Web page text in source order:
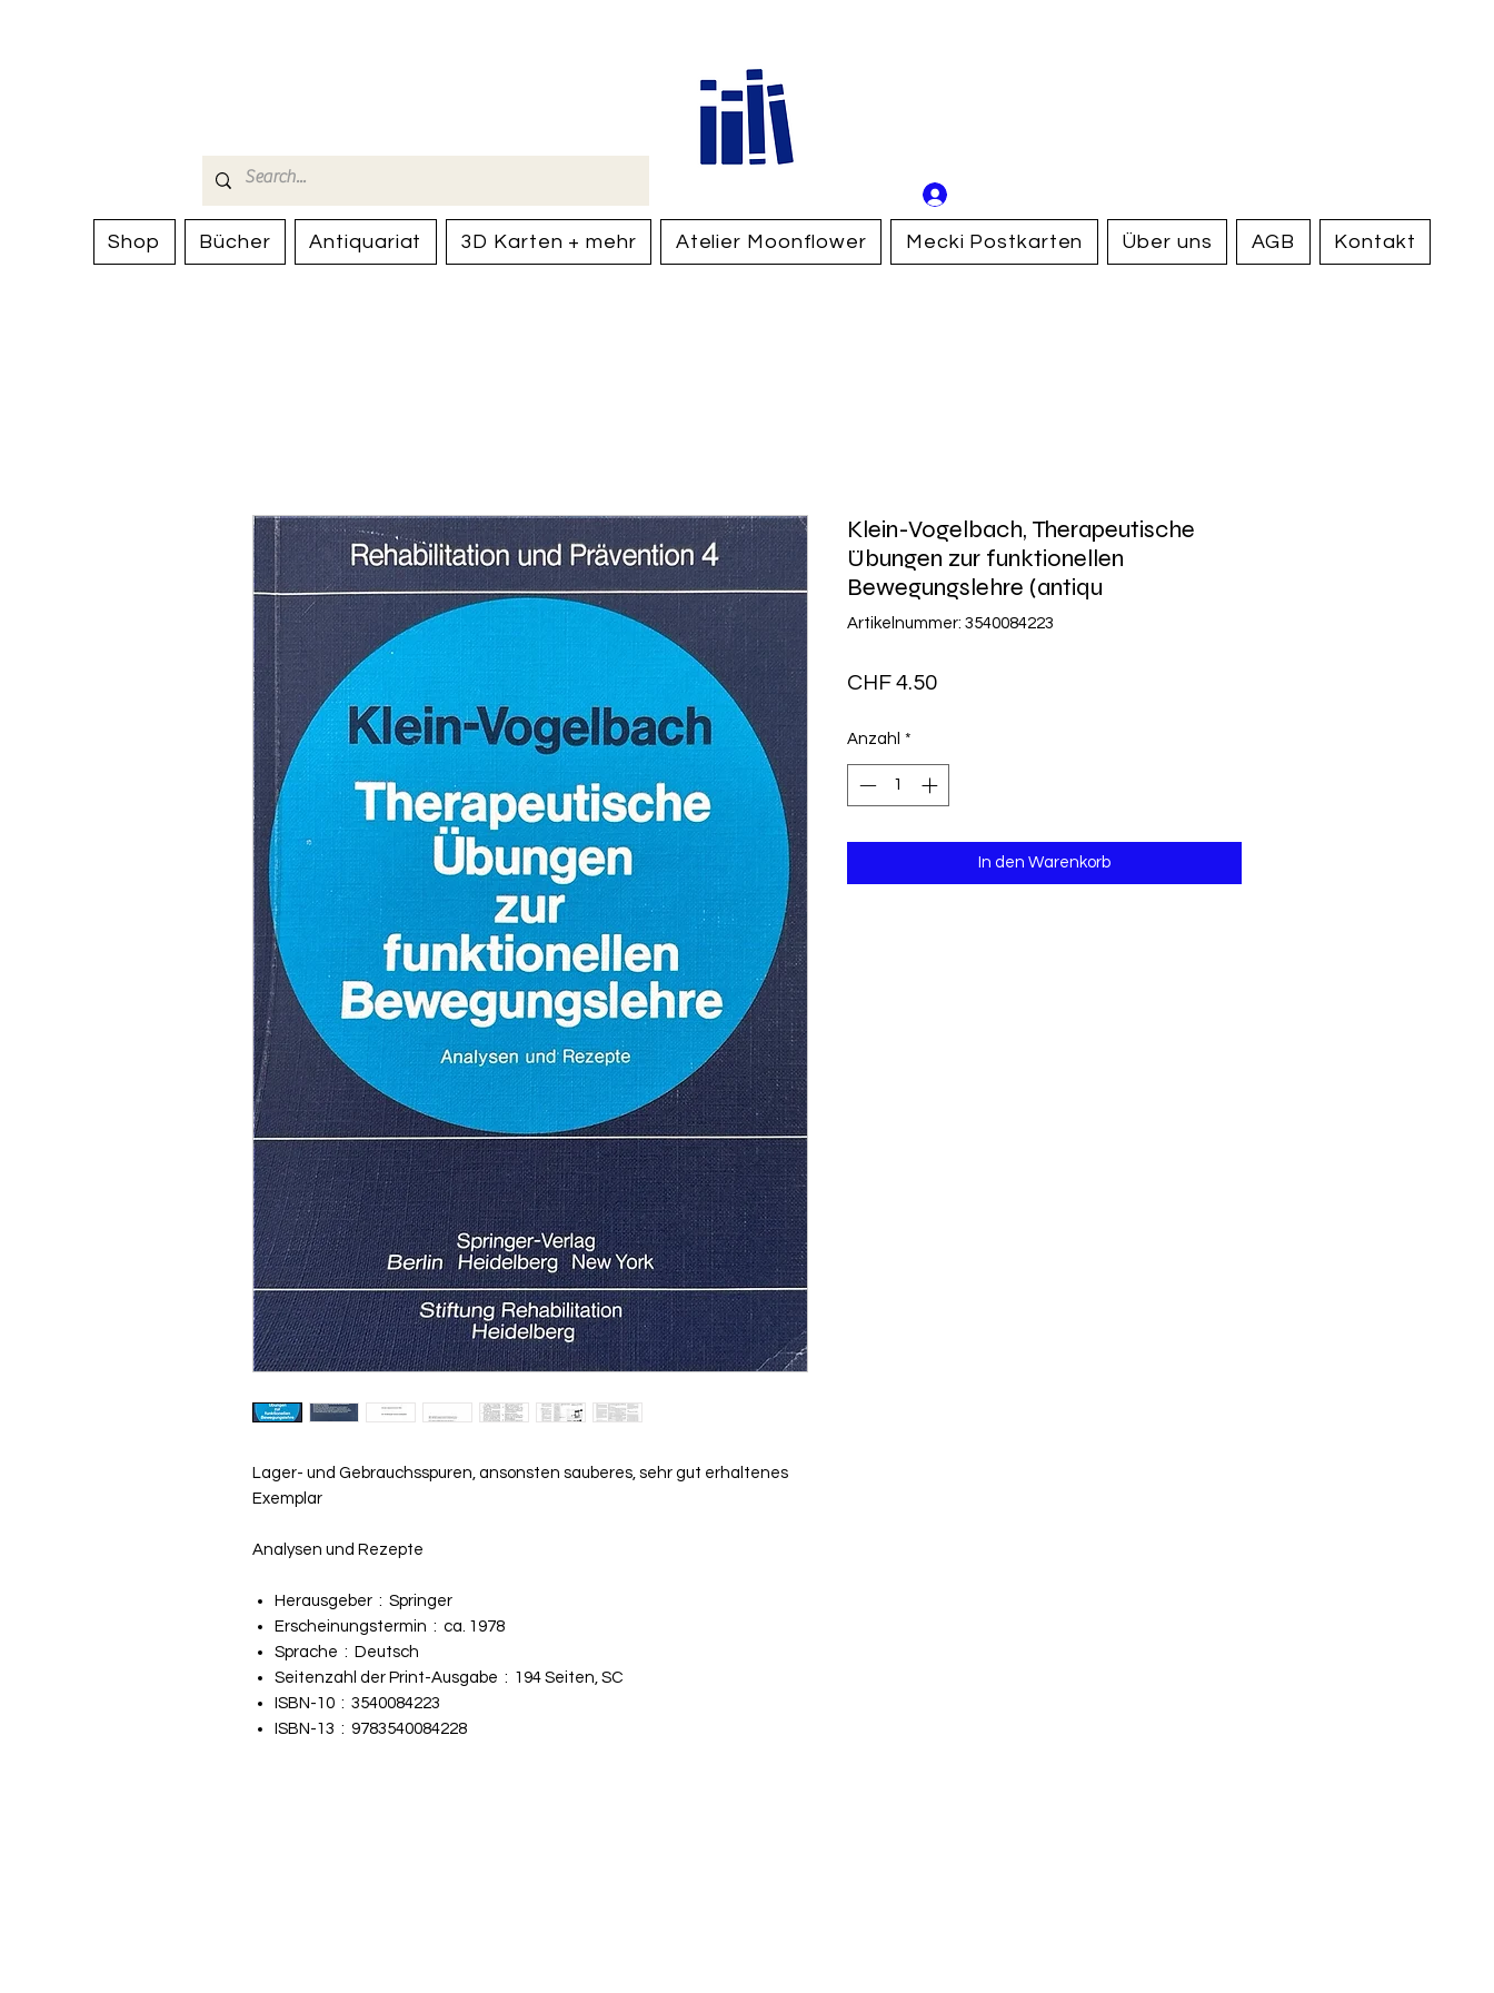
Shop Bücher Antiquariat 3D Karten + mehr Atelier Moonflower Mecki Postkarten Über uns AGB Kontakt
Lager- und Gebrauchsspuren, ansonsten sauberes, sehr gut erhaltenes
Exemplar
Analysen und Rezepte
Herausgeber ‏ : ‎ Springer
Erscheinungstermin ‏ : ‎ ca. 1978
Sprache ‏ : ‎ Deutsch
Seitenzahl der Print-Ausgabe ‏ : ‎ 194 Seiten, SC
ISBN-10 ‏ : ‎ 3540084223
ISBN-13 ‏ : ‎ 9783540084228
Klein-Vogelbach, Therapeutische
Übungen zur funktionellen
Bewegungslehre (antiqu
Artikelnummer: 3540084223
CHF 4.50Preis
Anzahl *
In den Warenkorb